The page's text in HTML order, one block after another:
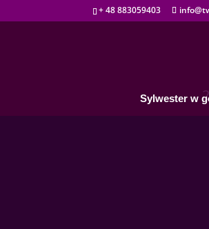
+ 48 883059403
Sylwester w